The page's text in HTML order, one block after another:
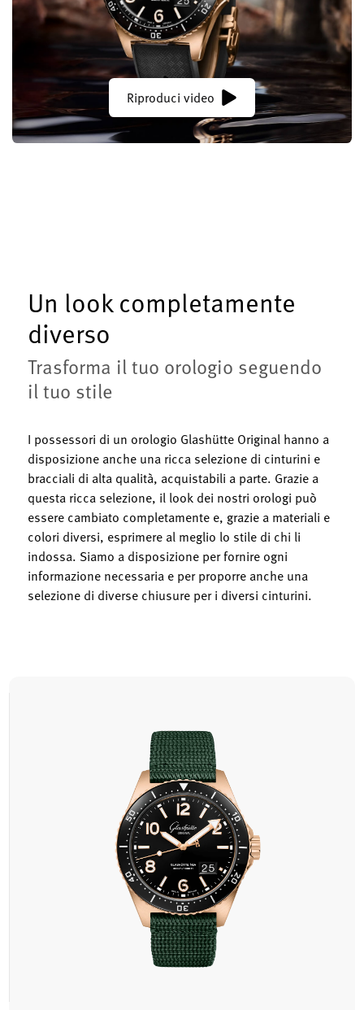
Riproduci video
Un look completamente
diverso
Trasforma il tuo orologio seguendo
il tuo stile
I possessori di un orologio Glashütte Original hanno a
disposizione anche una ricca selezione di cinturini e
bracciali di alta qualità, acquistabili a parte. Grazie a
questa ricca selezione, il look dei nostri orologi può
essere cambiato completamente e, grazie a materiali e
colori diversi, esprimere al meglio lo stile di chi li
indossa. Siamo a disposizione per fornire ogni
informazione necessaria e per proporre anche una
selezione di diverse chiusure per i diversi cinturini.